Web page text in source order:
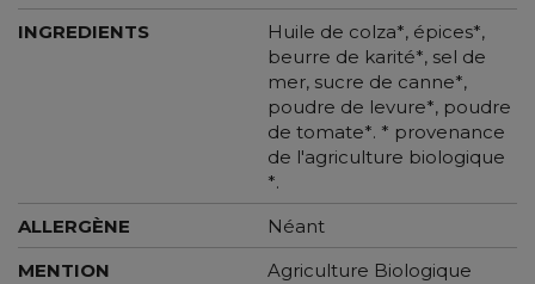
INGREDIENTS
Huile de colza*, épices*,
beurre de karité*, sel de
mer, sucre de canne*,
poudre de levure*, poudre
de tomate*. * provenance
de l'agriculture biologique
*.
ALLERGÈNE
Néant
MENTION
Agriculture Biologique